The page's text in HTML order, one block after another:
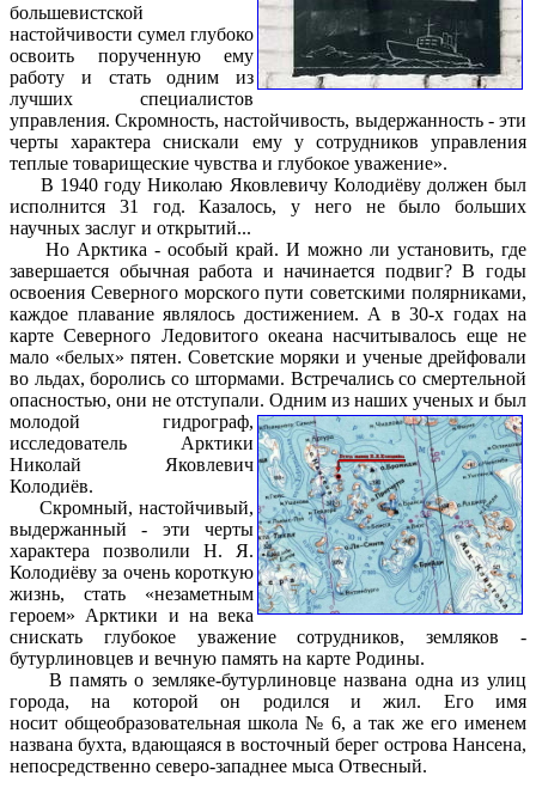
большевистской
настойчивости сумел глубоко
освоить порученную ему
работу и стать одним из
лучших специалистов
управления. Скромность, настойчивость, выдержанность - эти
черты характера снискали ему у сотрудников управления
теплые товарищеские чувства и глубокое уважение».
В 1940 году Николаю Яковлевичу Колодиёву должен был
исполнится 31 год. Казалось, у него не было больших
научных заслуг и открытий...
Но Арктика - особый край. И можно ли установить, где
завершается обычная работа и начинается подвиг? В годы
освоения Северного морского пути советскими полярниками,
каждое плавание являлось достижением. А в 30-х годах на
карте Северного Ледовитого океана насчитывалось еще не
мало «белых» пятен. Советские моряки и ученые дрейфовали
во льдах, боролись со штормами. Встречались со смертельной
опасностью, они не отступали. Одним из наших ученых и был
молодой гидрограф,
исследователь Арктики
Николай Яковлевич
Колодиёв.
Скромный, настойчивый,
выдержанный - эти черты
характера позволили Н. Я.
Колодиёву за очень короткую
жизнь, стать «незаметным
героем» Арктики и на века
снискать глубокое уважение сотрудников, земляков -
бутурлиновцев и вечную память на карте Родины.
В память о земляке-бутурлиновце названа одна из улиц
города, на которой он родился и жил. Его имя
носит общеобразовательная школа № 6, а так же его именем
названа бухта, вдающаяся в восточный берег острова Нансена,
непосредственно северо-западнее мыса Отвесный.